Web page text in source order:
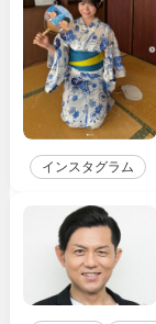
インスタグラム